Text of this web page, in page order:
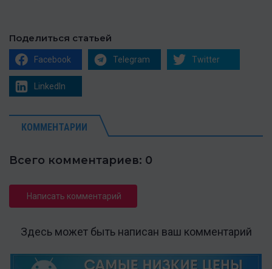
Поделиться статьей
Facebook Telegram Twitter
LinkedIn
КОММЕНТАРИИ
Всего комментариев: 0
Написать комментарий
Здесь может быть написан ваш комментарий